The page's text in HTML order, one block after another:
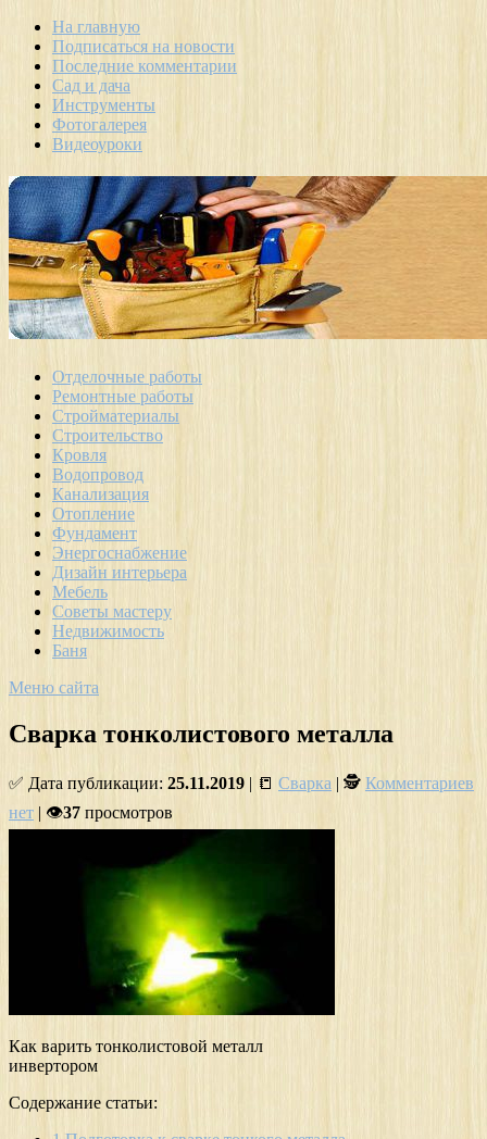
На главную
Подписаться на новости
Последние комментарии
Сад и дача
Инструменты
Фотогалерея
Видеоуроки
Отделочные работы
Ремонтные работы
Стройматериалы
Строительство
Кровля
Водопровод
Канализация
Отопление
Фундамент
Энергоснабжение
Дизайн интерьера
Мебель
Советы мастеру
Недвижимость
Баня
Меню сайта
Сварка тонколистового металла
✅ Дата публикации: 25.11.2019 | 📒 Сварка | 🕵 Комментариев
нет | 👁37 просмотров
Как варить тонколистовой металл
инвертором
Содержание статьи: